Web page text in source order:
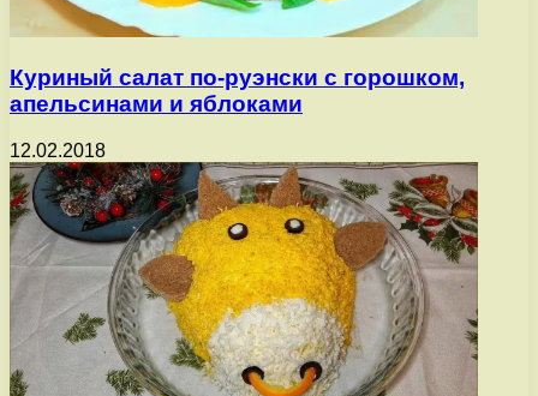
Куриный салат по-руэнски с горошком,
апельсинами и яблоками
12.02.2018